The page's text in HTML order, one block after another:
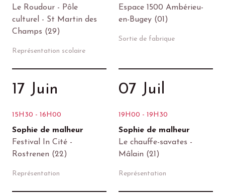
Le Roudour - Pôle
culturel - St Martin des
Champs (29)
Représentation scolaire
Espace 1500 Ambérieu-
en-Bugey (01)
Sortie de fabrique
17 Juin
15H30 - 16H00
Sophie de malheur
Festival In Cité -
Rostrenen (22)
Représentation
07 Juil
19H00 - 19H30
Sophie de malheur
Le chauffe-savates -
Mâlain (21)
Représentation